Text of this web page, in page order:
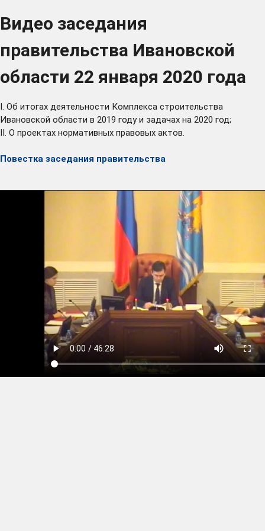
Видео заседания
правительства Ивановской
области 22 января 2020 года
I. Об итогах деятельности Комплекса строительства
Ивановской области в 2019 году и задачах на 2020 год;
II. О проектах нормативных правовых актов.
Повестка заседания правительства